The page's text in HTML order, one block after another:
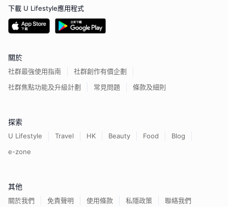
下載 U Lifestyle應用程式
關於
社群最強使用指南
社群創作有價企劃
社群焦點功能及升級計劃
常見問題 條款及細則
探索
U Lifestyle Travel HK Beauty Food
Blog
e-zone
其他
關於我們 免責聲明 使用條款 私隱政策 聯絡我們